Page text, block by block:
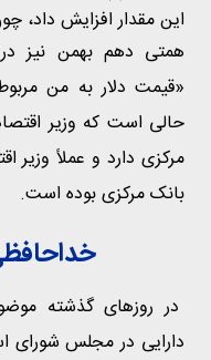
این مقدار افزایش داد،
همتی دهم بهمن نیز
«قیمت دلار به من
حالی است که وزیر
مرکزی دارد و عملاً وزیر
بانک مرکزی بوده است.
در روزهای گذشته
دارایی در مجلس شورای